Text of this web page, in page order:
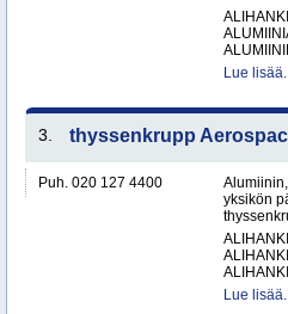
Lue
3. thyssenkrupp
Puh. 020 127 4400
yksikön
Lue